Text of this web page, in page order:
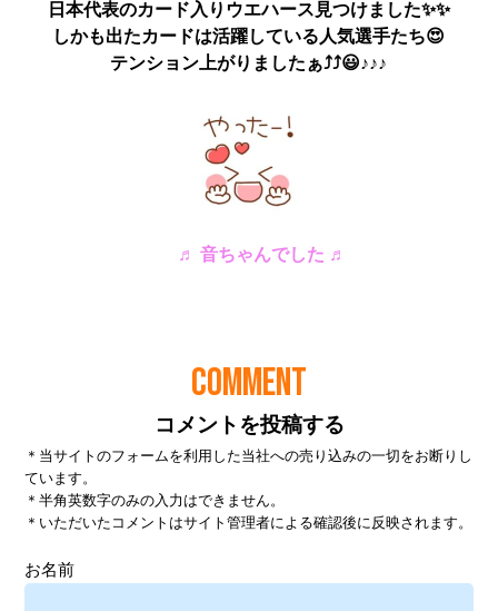
COMMENT
コメントを投稿する
＊当サイトのフォームを利用した当社への売り込みの一切をお断りし
ています。
＊半角英数字のみの入力はできません。
＊いただいたコメントはサイト管理者による確認後に反映されます。
お名前